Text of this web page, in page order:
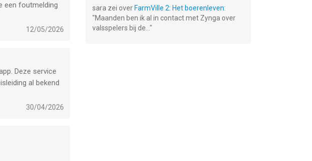
een foutmelding
12/05/2026
Deze service
al bekend
niet. Handig joh
30/04/2026
sara zei over FarmVille 2: Het boerenleven:
"Maanden ben ik al in contact met Zynga over
valsspelers bij de... "